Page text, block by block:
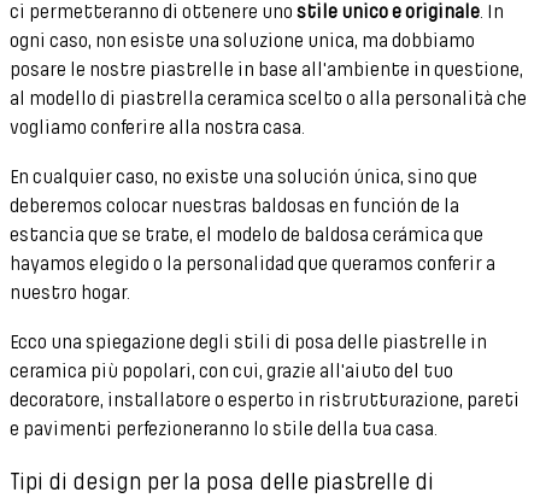
ci permetteranno di ottenere uno stile unico e originale. In
ogni caso, non esiste una soluzione unica, ma dobbiamo
posare le nostre piastrelle in base all'ambiente in questione,
al modello di piastrella ceramica scelto o alla personalità che
vogliamo conferire alla nostra casa.
En cualquier caso, no existe una solución única, sino que
deberemos colocar nuestras baldosas en función de la
estancia que se trate, el modelo de baldosa cerámica que
hayamos elegido o la personalidad que queramos conferir a
nuestro hogar.
Ecco una spiegazione degli stili di posa delle piastrelle in
ceramica più popolari, con cui, grazie all'aiuto del tuo
decoratore, installatore o esperto in ristrutturazione, pareti
e pavimenti perfezioneranno lo stile della tua casa.
Tipi di design per la posa delle piastrelle di